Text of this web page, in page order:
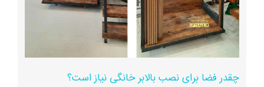
چقدر فضا برای نصب بالابر خانگی نیاز است؟